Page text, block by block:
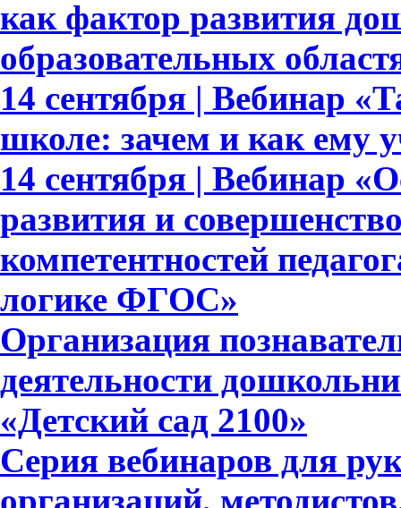
как фактор развития
образовательных
14 сентября | Вебинар
школе: зачем и как ему
14 сентября | Вебинар
развития и
компетентностей
логике ФГОС»
Организация
деятельности
«Детский сад 2100»
Серия вебинаров для